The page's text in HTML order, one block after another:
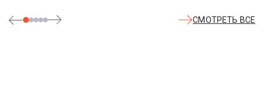
СМОТРЕТЬ ВСЕ